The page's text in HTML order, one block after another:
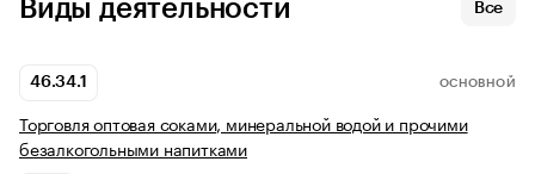
Виды деятельности Все
46.34.1 ОСНОВНОЙ
Торговля оптовая соками, минеральной водой и прочими
безалкогольными напитками